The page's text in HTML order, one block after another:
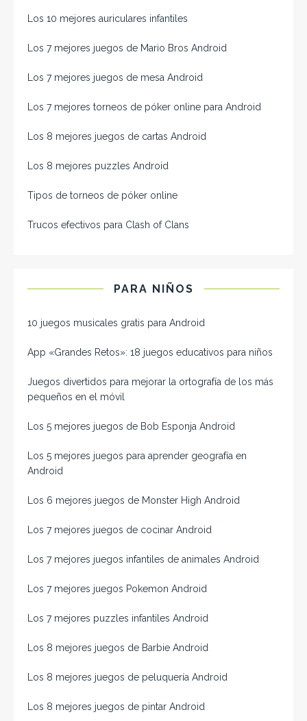
Los 10 mejores auriculares infantiles
Los 7 mejores juegos de Mario Bros Android
Los 7 mejores juegos de mesa Android
Los 7 mejores torneos de póker online para Android
Los 8 mejores juegos de cartas Android
Los 8 mejores puzzles Android
Tipos de torneos de póker online
Trucos efectivos para Clash of Clans
PARA NIÑOS
10 juegos musicales gratis para Android
App «Grandes Retos»: 18 juegos educativos para niños
Juegos divertidos para mejorar la ortografía de los más
pequeños en el móvil
Los 5 mejores juegos de Bob Esponja Android
Los 5 mejores juegos para aprender geografía en
Android
Los 6 mejores juegos de Monster High Android
Los 7 mejores juegos de cocinar Android
Los 7 mejores juegos infantiles de animales Android
Los 7 mejores juegos Pokemon Android
Los 7 mejores puzzles infantiles Android
Los 8 mejores juegos de Barbie Android
Los 8 mejores juegos de peluquería Android
Los 8 mejores juegos de pintar Android